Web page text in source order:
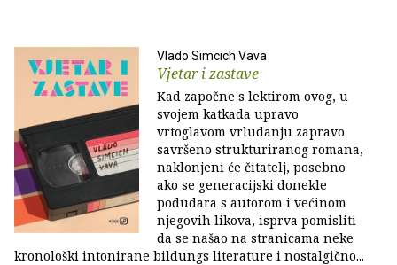
Vlado Simcich Vava
Vjetar i zastave
Kad započne s lektirom ovog, u
svojem katkada upravo
vrtoglavom vrludanju zapravo
savršeno strukturiranog romana,
naklonjeni će čitatelj, posebno
ako se generacijski donekle
podudara s autorom i većinom
njegovih likova, isprva pomisliti
da se našao na stranicama neke
kronološki intonirane bildungs literature i nostalgično...